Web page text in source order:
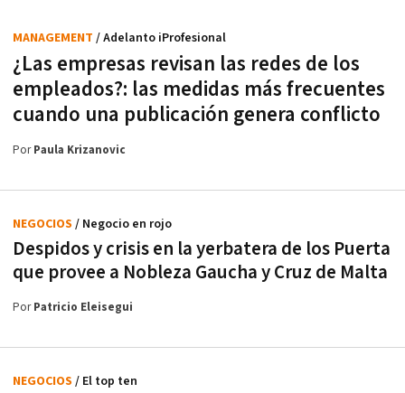
¿Las empresas revisan las redes de los
empleados?: las medidas más frecuentes
cuando una publicación genera conflicto
MANAGEMENT / Adelanto iProfesional
PorPaula Krizanovic
Despidos y crisis en la yerbatera de los Puerta
que provee a Nobleza Gaucha y Cruz de Malta
NEGOCIOS / Negocio en rojo
PorPatricio Eleisegui
NEGOCIOS / El top ten